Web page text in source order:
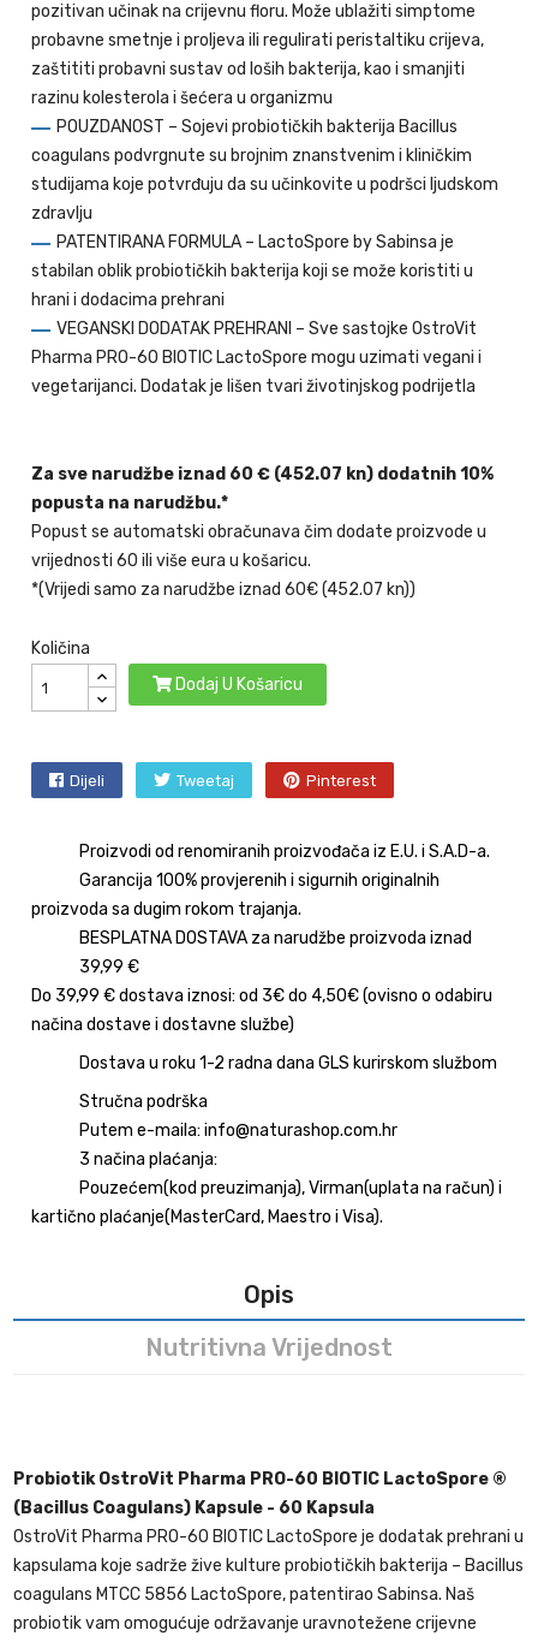
pozitivan učinak na crijevnu floru. Može ublažiti simptome
probavne smetnje i proljeva ili regulirati peristaltiku crijeva,
zaštititi probavni sustav od loših bakterija, kao i smanjiti
razinu kolesterola i šećera u organizmu
POUZDANOST – Sojevi probiotičkih bakterija Bacillus
coagulans podvrgnute su brojnim znanstvenim i kliničkim
studijama koje potvrđuju da su učinkovite u podršci ljudskom
zdravlju
PATENTIRANA FORMULA – LactoSpore by Sabinsa je
stabilan oblik probiotičkih bakterija koji se može koristiti u
hrani i dodacima prehrani
VEGANSKI DODATAK PREHRANI – Sve sastojke OstroVit
Pharma PRO-60 BIOTIC LactoSpore mogu uzimati vegani i
vegetarijanci. Dodatak je lišen tvari životinjskog podrijetla
Za sve narudžbe iznad 60 € (452.07 kn) dodatnih 10%
popusta na narudžbu.*
Popust se automatski obračunava čim dodate proizvode u
vrijednosti 60 ili više eura u košaricu.
*(Vrijedi samo za narudžbe iznad 60€ (452.07 kn))
Količina
Dodaj U Košaricu
Dijeli Tweetaj Pinterest
Proizvodi od renomiranih proizvođača iz E.U. i S.A.D-a.
Garancija 100% provjerenih i sigurnih originalnih
proizvoda sa dugim rokom trajanja.
BESPLATNA DOSTAVA za narudžbe proizvoda iznad
39,99 €
Do 39,99 € dostava iznosi: od 3€ do 4,50€ (ovisno o odabiru
načina dostave i dostavne službe)
Dostava u roku 1-2 radna dana GLS kurirskom službom
Stručna podrška
Putem e-maila: info@naturashop.com.hr
3 načina plaćanja:
Pouzećem(kod preuzimanja), Virman(uplata na račun) i
kartično plaćanje(MasterCard, Maestro i Visa).
Opis
Nutritivna Vrijednost
Probiotik OstroVit Pharma PRO-60 BIOTIC LactoSpore ®
(Bacillus Coagulans) Kapsule - 60 Kapsula
OstroVit Pharma PRO-60 BIOTIC LactoSpore je dodatak prehrani u
kapsulama koje sadrže žive kulture probiotičkih bakterija – Bacillus
coagulans MTCC 5856 LactoSpore, patentirao Sabinsa. Naš
probiotik vam omogućuje održavanje uravnotežene crijevne